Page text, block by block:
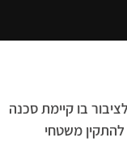
בו קיימת סכנה
להתקין משטחי